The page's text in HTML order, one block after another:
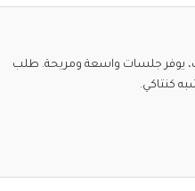
يوفر جلسات واسعة ومريحة. طلب